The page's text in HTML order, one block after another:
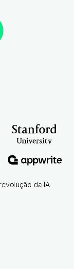
da IA